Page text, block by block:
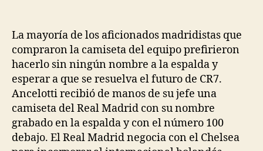
entrada
entrada
La mayoría de los aficionados madridistas que
compraron la camiseta del equipo prefirieron
hacerlo sin ningún nombre a la espalda y
esperar a que se resuelva el futuro de CR7.
Ancelotti recibió de manos de su jefe una
camiseta del Real Madrid con su nombre
grabado en la espalda y con el número 100
debajo. El Real Madrid negocia con el Chelsea